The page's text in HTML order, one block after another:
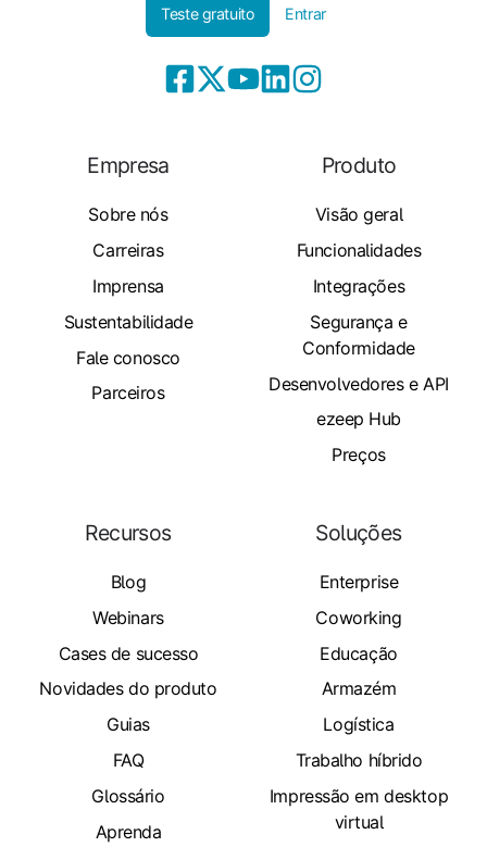
Teste gratuito Entrar
Empresa
Sobre nós
Carreiras
Imprensa
Sustentabilidade
Fale conosco
Parceiros
Produto
Visão geral
Funcionalidades
Integrações
Segurança e
Conformidade
Desenvolvedores e API
ezeep Hub
Preços
Recursos
Blog
Webinars
Cases de sucesso
Novidades do produto
Guias
FAQ
Glossário
Aprenda
Soluções
Enterprise
Coworking
Educação
Armazém
Logística
Trabalho híbrido
Impressão em desktop
virtual